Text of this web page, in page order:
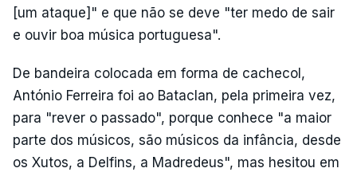
[um ataque]" e que não se deve "ter medo de sair
e ouvir boa música portuguesa".
De bandeira colocada em forma de cachecol,
António Ferreira foi ao Bataclan, pela primeira vez,
para "rever o passado", porque conhece "a maior
parte dos músicos, são músicos da infância, desde
os Xutos, a Delfins, a Madredeus", mas hesitou em